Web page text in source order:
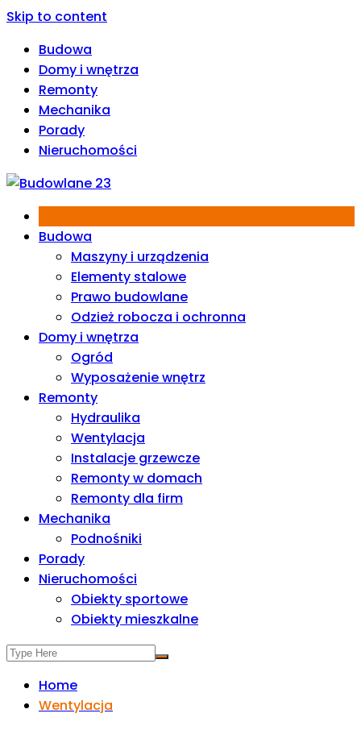
Skip to content
Budowa
Domy i wnętrza
Remonty
Mechanika
Porady
Nieruchomości
Budowa
Maszyny i urządzenia
Elementy stalowe
Prawo budowlane
Odzież robocza i ochronna
Domy i wnętrza
Ogród
Wyposażenie wnętrz
Remonty
Hydraulika
Wentylacja
Instalacje grzewcze
Remonty w domach
Remonty dla firm
Mechanika
Podnośniki
Porady
Nieruchomości
Obiekty sportowe
Obiekty mieszkalne
Home
Wentylacja